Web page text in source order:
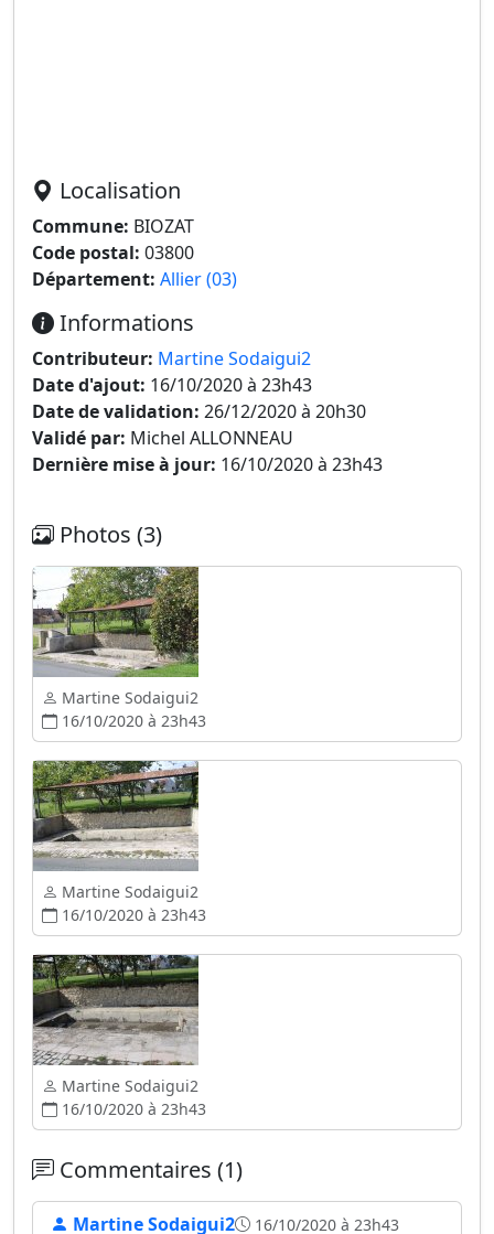
Localisation
Commune: BIOZAT
Code postal: 03800
Département: Allier (03)
Informations
Contributeur: Martine Sodaigui2
Date d'ajout: 16/10/2020 à 23h43
Date de validation: 26/12/2020 à 20h30
Validé par: Michel ALLONNEAU
Dernière mise à jour: 16/10/2020 à 23h43
Photos (3)
Martine Sodaigui2
16/10/2020 à 23h43
Martine Sodaigui2
16/10/2020 à 23h43
Martine Sodaigui2
16/10/2020 à 23h43
Commentaires (1)
Martine Sodaigui2 16/10/2020 à 23h43